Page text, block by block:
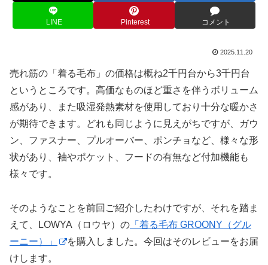
LINE Pinterest コメント
2025.11.20
売れ筋の「着る毛布」の価格は概ね2千円台から3千円台
というところです。高価なものほど重さを伴うボリューム
感があり、また吸湿発熱素材を使用しており十分な暖かさ
が期待できます。どれも同じように見えがちですが、ガウ
ン、ファスナー、プルオーバー、ポンチョなど、様々な形
状があり、袖やポケット、フードの有無など付加機能も
様々です。
そのようなことを前回ご紹介したわけですが、それを踏ま
えて、LOWYA（ロウヤ）の 「着る毛布 GROONY（グル
ーニー）」
を購入しました。今回はそのレビューをお届
けします。